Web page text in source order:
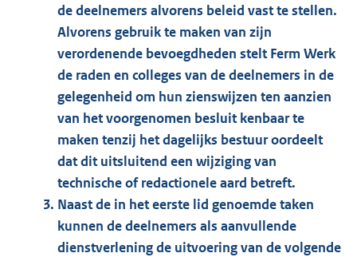
de deelnemers alvorens beleid vast te stellen.
Alvorens gebruik te maken van zijn
verordenende bevoegdheden stelt Ferm Werk
de raden en colleges van de deelnemers in de
gelegenheid om hun zienswijzen ten aanzien
van het voorgenomen besluit kenbaar te
maken tenzij het dagelijks bestuur oordeelt
dat dit uitsluitend een wijziging van
technische of redactionele aard betreft.
Naast de in het eerste lid genoemde taken
kunnen de deelnemers als aanvullende
dienstverlening de uitvoering van de volgende